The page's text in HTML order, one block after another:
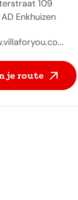
109
AD Enkhuizen
je route